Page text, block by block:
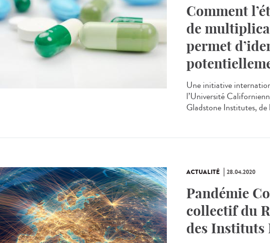
Comment
de
permet
Une initiative
l’Université
Gladstone Institutes, de
ACTUALITÉ 28.04.2020
Pandémie
collectif du
des Instituts